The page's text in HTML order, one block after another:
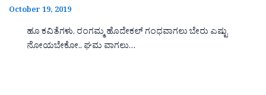
October 19, 2019
ಹೂ ಕವಿತೆಗಳು. ರಂಗಮ್ಮ ಹೊದೇಕಲ್ ಗಂಧವಾಗಲು ಬೇರು ಎಷ್ಟು
ನೋಯಬೇಕೋ.. ಘಮ ವಾಗಲು…